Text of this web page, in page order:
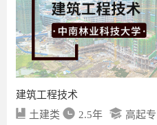
建筑工程技术
土建类
2.5年 高起专